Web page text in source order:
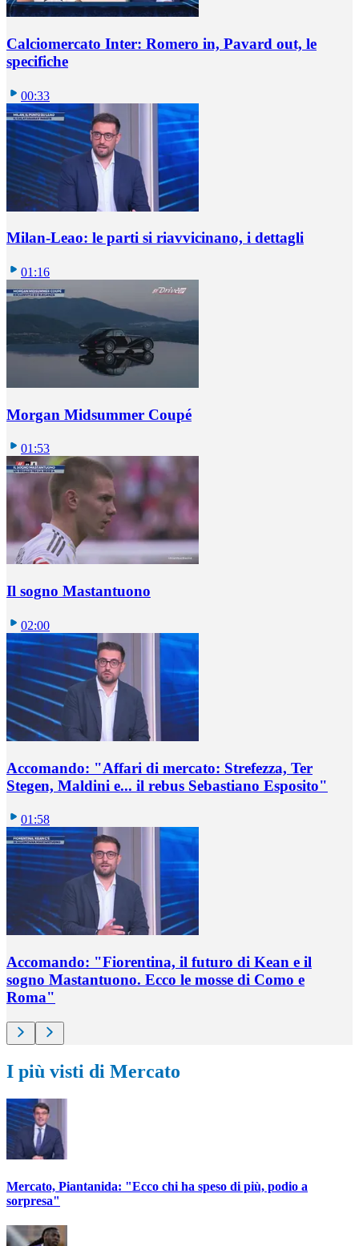
Calciomercato Inter: Romero in, Pavard out, le
specifiche
00:33
Milan-Leao: le parti si riavvicinano, i dettagli
01:16
Morgan Midsummer Coupé
01:53
Il sogno Mastantuono
02:00
Accomando: "Affari di mercato: Strefezza, Ter
Stegen, Maldini e... il rebus Sebastiano Esposito"
01:58
Accomando: "Fiorentina, il futuro di Kean e il
sogno Mastantuono. Ecco le mosse di Como e
Roma"
I più visti di Mercato
Mercato, Piantanida: "Ecco chi ha speso di più, podio a
sorpresa"